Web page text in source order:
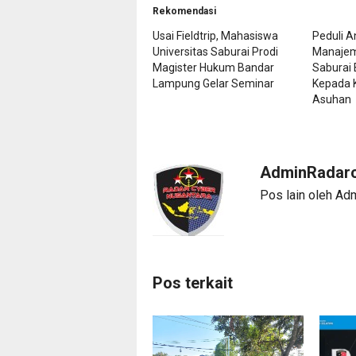
Rekomendasi
Usai Fieldtrip, Mahasiswa
Universitas Saburai Prodi
Magister Hukum Bandar
Lampung Gelar Seminar
Peduli
Saburai
Kepada
Asuhan
Pos lain oleh
Pos terkait